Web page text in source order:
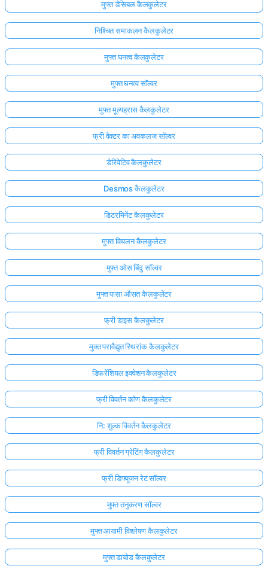
मुफ्त डेसिबल कैलकुलेटर
निश्चित समाकलन कैलकुलेटर
मुफ्त घनत्व कैलकुलेटर
मुफ्त घनत्व सॉल्वर
मुफ्त मूल्यह्रास कैलकुलेटर
फ्री वेक्टर का अवकलज सॉल्वर
डेरिवेटिव कैलकुलेटर
Desmos कैलकुलेटर
डिटरमिनेंट कैलकुलेटर
मुफ्त विचलन कैलकुलेटर
मुफ्त ओस बिंदु सॉल्वर
मुफ्त पासा औसत कैलकुलेटर
फ्री डाइस कैलकुलेटर
मुक्त परावैद्युत स्थिरांक कैलकुलेटर
डिफरेंशियल इक्वेशन कैलकुलेटर
फ्री विवर्तन कोण कैलकुलेटर
नि: शुल्क विवर्तन कैलकुलेटर
फ्री विवर्तन ग्रेटिंग कैलकुलेटर
फ्री डिफ्यूजन रेट सॉल्वर
मुफ्त तनुकरण सॉल्वर
मुफ्त आयामी विश्लेषण कैलकुलेटर
मुफ्त डायोड कैलकुलेटर